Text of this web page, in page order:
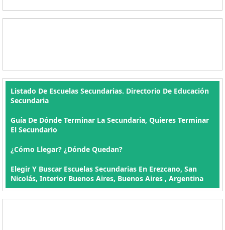
Listado De Escuelas Secundarias. Directorio De Educación
Secundaria
Guía De Dónde Terminar La Secundaria, Quieres Terminar
El Secundario
¿Cómo Llegar? ¿Dónde Quedan?
Elegir Y Buscar Escuelas Secundarias En Erezcano, San
Nicolás, Interior Buenos Aires, Buenos Aires , Argentina